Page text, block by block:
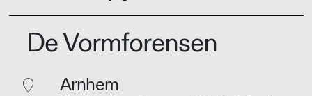
De Vormforensen
Arnhem